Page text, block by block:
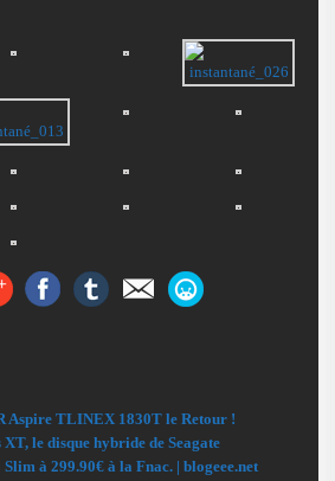
Aspire TLINEX 1830T le Retour !
le disque hybride de Seagate
à 299.90€ à la Fnac. | blogeee.net